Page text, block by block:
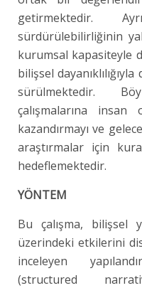
getirmektedir.
sürdürülebilirliğinin
kurumsal kapasiteyle
bilişsel
sürülmektedir.
çalışmalarına insan
kazandırmayı ve
araştırmalar için
hedeflemektedir.
YÖNTEM
Bu çalışma, bilişsel
üzerindeki etkilerini
inceleyen
(structured